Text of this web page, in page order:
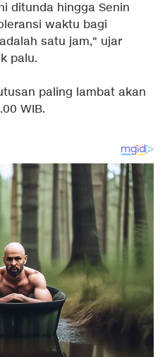
ditunda hingga Senin
waktu bagi
satu jam," ujar
palu.
paling lambat akan
WIB.